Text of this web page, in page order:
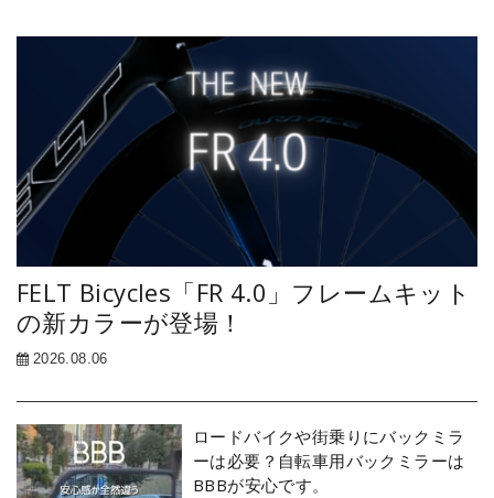
FELT Bicycles「FR 4.0」フレームキット
の新カラーが登場！
2026.08.06
ロードバイクや街乗りにバックミラ
ーは必要？自転車用バックミラーは
BBBが安心です。